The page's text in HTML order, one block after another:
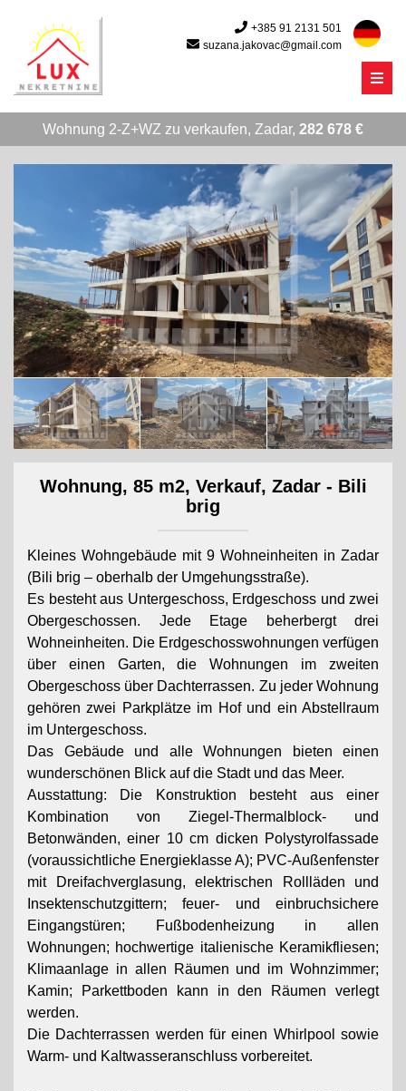
+385 91 2131 501
suzana.jakovac@gmail.com
Menu
Wohnung 2-Z+WZ zu verkaufen, Zadar, 282 678 €
Wohnung, 85 m2, Verkauf, Zadar - Bili
brig
Kleines Wohngebäude mit 9 Wohneinheiten in Zadar
(Bili brig – oberhalb der Umgehungsstraße).
Es besteht aus Untergeschoss, Erdgeschoss und zwei
Obergeschossen. Jede Etage beherbergt drei
Wohneinheiten. Die Erdgeschosswohnungen verfügen
über einen Garten, die Wohnungen im zweiten
Obergeschoss über Dachterrassen. Zu jeder Wohnung
gehören zwei Parkplätze im Hof ​​und ein Abstellraum
im Untergeschoss.
Das Gebäude und alle Wohnungen bieten einen
wunderschönen Blick auf die Stadt und das Meer.
Ausstattung: Die Konstruktion besteht aus einer
Kombination von Ziegel-Thermalblock- und
Betonwänden, einer 10 cm dicken Polystyrolfassade
(voraussichtliche Energieklasse A); PVC-Außenfenster
mit Dreifachverglasung, elektrischen Rollläden und
Insektenschutzgittern; feuer- und einbruchsichere
Eingangstüren; Fußbodenheizung in allen
Wohnungen; hochwertige italienische Keramikfliesen;
Klimaanlage in allen Räumen und im Wohnzimmer;
Kamin; Parkettboden kann in den Räumen verlegt
werden.
Die Dachterrassen werden für einen Whirlpool sowie
Warm- und Kaltwasseranschluss vorbereitet.